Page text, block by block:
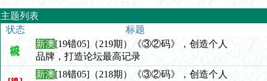
主题列表
状态
标题
新澳[19错05]（219期）《③②码》，创造个人
品牌，打造论坛最高记录
新澳[18错05]（218期）《③②码》，创造个人